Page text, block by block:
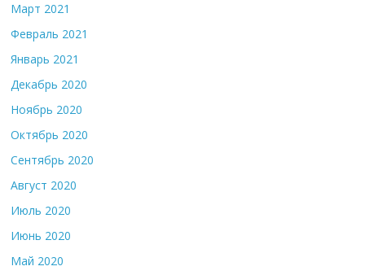
Март 2021
Февраль 2021
Январь 2021
Декабрь 2020
Ноябрь 2020
Октябрь 2020
Сентябрь 2020
Август 2020
Июль 2020
Июнь 2020
Май 2020